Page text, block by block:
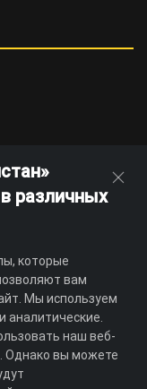
различных
которые
вам
Мы используем
аналитические.
наш веб-
Однако вы можете